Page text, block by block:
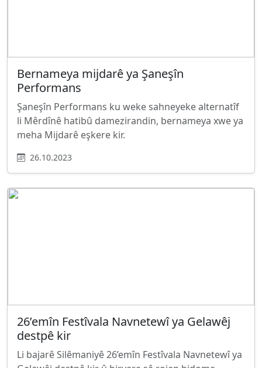
Bernameya mijdarê ya Şaneşîn
Performans
Şaneşîn Performans ku weke sahneyeke alternatîf
li Mêrdînê hatibû damezirandin, bernameya xwe ya
meha Mijdarê eşkere kir.
26.10.2023
26’emîn Festîvala Navnetewî ya Gelawêj
destpê kir
Li bajarê Silêmaniyê 26’emîn Festîvala Navnetewî ya